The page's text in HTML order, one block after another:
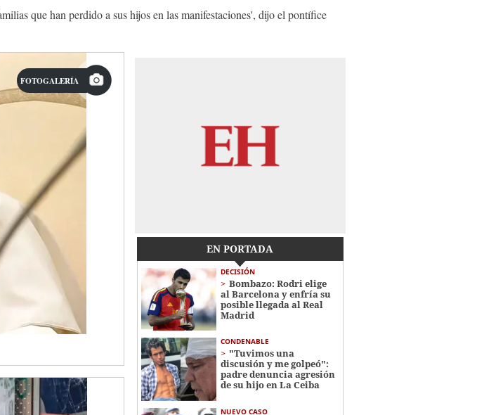
que han perdido a sus hijos en las manifestaciones', dijo el pontífice
FOTOGALERÍA
EN PORTADA
DECISIÓN
Bombazo: Rodri elige
al Barcelona y enfría su
posible llegada al Real
Madrid
CONDENABLE
"Tuvimos una
discusión y me golpeó":
padre denuncia agresión
de su hijo en La Ceiba
NUEVO CASO